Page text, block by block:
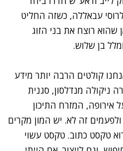
עבאללה, כשזה החליט
שהוא רוצח את בני הזוג
בן שלוש.
קולטים הרבה יותר מידע
ניקולה מנדלסון, סגנית
אירופה, המזרח התיכון
זה לא. יש המון מקרים
טקסט כתוב. טקסט עשוי